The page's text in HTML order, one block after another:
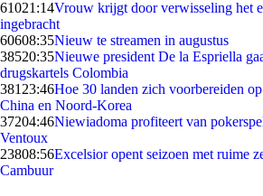
61021:14Vrouw krijgt door verwisseling het
ingebracht
60608:35Nieuw te streamen in augustus
38520:35Nieuwe president De la Espriella
drugskartels Colombia
381 23:46Hoe 30 landen zich voorbereiden
China en Noord-Korea
37204:46Niewiadoma profiteert van
Ventoux
23808:56Excelsior opent seizoen met ruime
Cambuur